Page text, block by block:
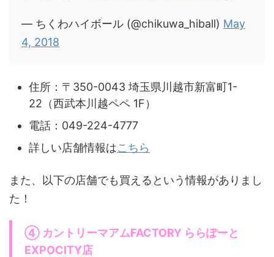
— ちくわハイボール (@chikuwa_hiball) May
4, 2018
住所：〒350-0043 埼玉県川越市新富町1-
22（西武本川越ペペ 1F）
電話：049-224-4777
詳しい店舗情報はこちら
また、以下の店舗でも買えるという情報がありまし
た！
④ カントリーマアムFACTORY ららぽーと
EXPOCITY店